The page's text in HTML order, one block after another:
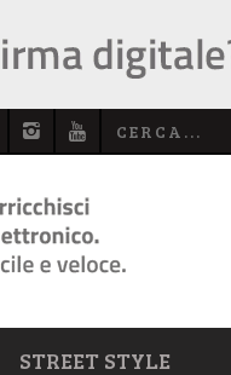
STREET STYLE